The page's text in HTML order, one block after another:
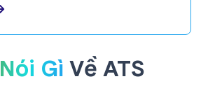
Nói Gì Về ATS